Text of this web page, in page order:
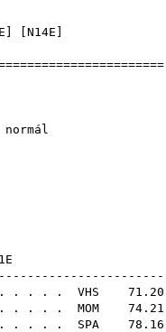
N14E
-2022) - normál
. . . . VHS 71.20
. . . . MOM 74.21
. . . . SPA 78.16